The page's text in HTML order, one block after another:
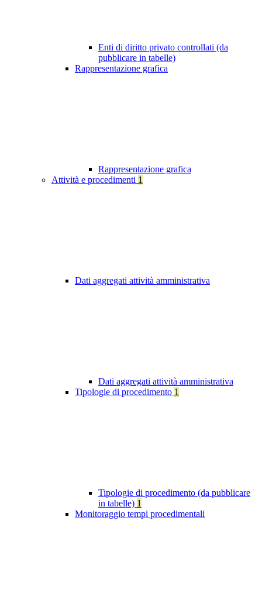
Enti di diritto privato controllati (da
pubblicare in tabelle)
Rappresentazione grafica
Rappresentazione grafica
Attività e procedimenti 1
Dati aggregati attività amministrativa
Dati aggregati attività amministrativa
Tipologie di procedimento 1
Tipologie di procedimento (da pubblicare
in tabelle) 1
Monitoraggio tempi procedimentali